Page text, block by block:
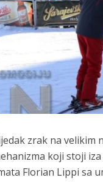
zrak na velikim
koji stoji
Florian Lippi sa